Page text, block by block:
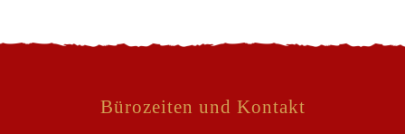
Bürozeiten und Kontakt